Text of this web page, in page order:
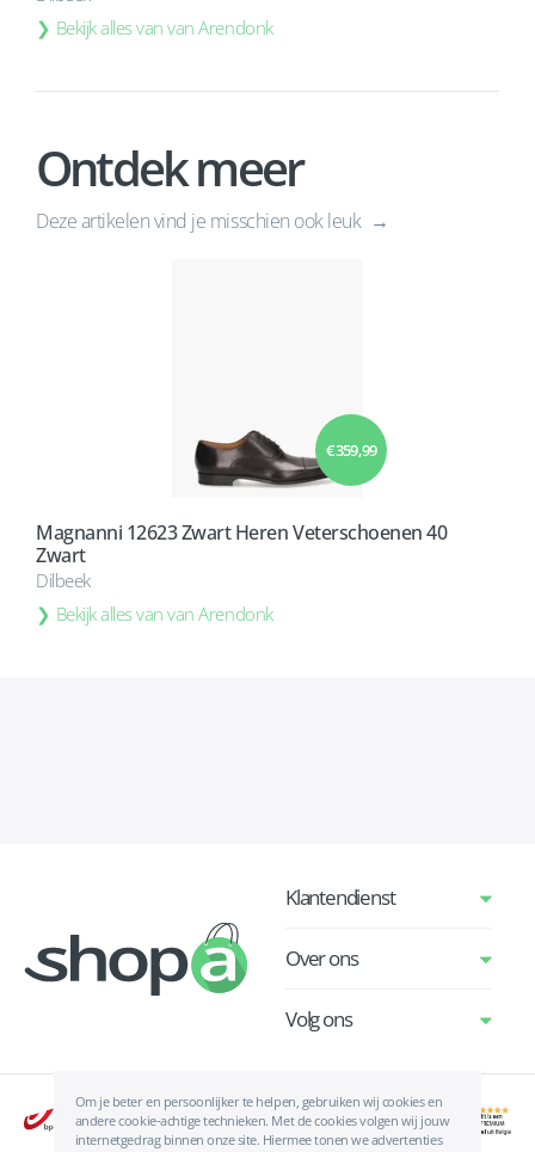
Bekijk alles van van Arendonk
€ 359,99
Magnanni 12623 Zwart Heren Veterschoenen 40
Zwart
Dilbeek
Bekijk alles van van Arendonk
Ontdek meer
Deze artikelen vind je misschien ook leuk
Om je beter en persoonlijker te helpen, gebruiken wij cookies en
andere cookie-achtige technieken. Met de cookies volgen wij jouw
internetgedrag binnen onze site. Hiermee tonen we advertenties
Klantendienst
Over ons
Volg ons